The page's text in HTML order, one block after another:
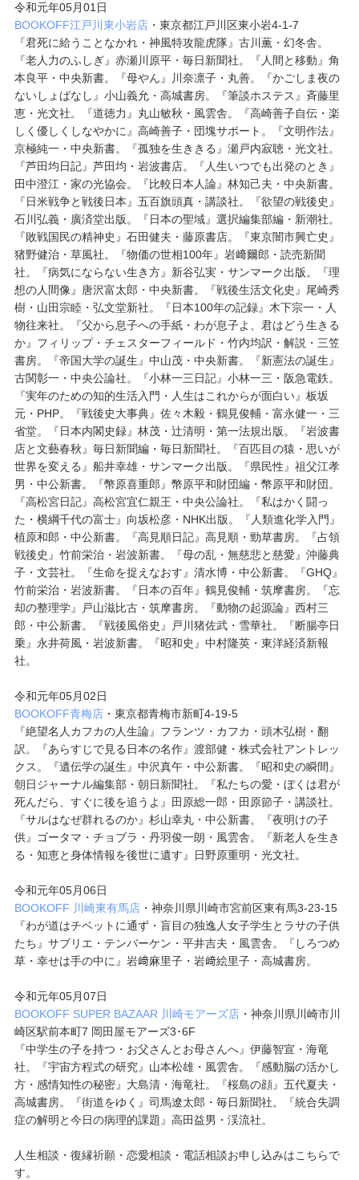
令和元年05月01日
BOOKOFF江戸川東小岩店・東京都江戸川区東小岩4-1-7
『君死に給うことなかれ・神風特攻龍虎隊』古川薫・幻冬舎。
『老人力のふしぎ』赤瀬川原平・毎日新聞社。『人間と移動』角
本良平・中央新書。『母やん』川奈凛子・丸善。『かごしま夜の
ないしょばなし』小山義允・高城書房。『筆談ホステス』斉藤里
恵・光文社。『道徳力』丸山敏秋・風雲舎。『高崎善子自伝・楽
しく優しくしなやかに』高崎善子・団塊サポート。『文明作法』
京極純一・中央新書。『孤独を生ききる』瀬戸内寂聴・光文社。
『芦田均日記』芦田均・岩波書店。『人生いつでも出発のとき』
田中澄江・家の光協会。『比較日本人論』林知己夫・中央新書。
『日米戦争と戦後日本』五百旗頭真・講談社。『欲望の戦後史』
石川弘義・廣済堂出版。『日本の聖域』選択編集部編・新潮社。
『敗戦国民の精神史』石田健夫・藤原書店。『東京闇市興亡史』
猪野健治・草風社。『物価の世相100年』岩﨑爾郎・読売新聞
社。『病気にならない生き方』新谷弘実・サンマーク出版。『理
想の人間像』唐沢富太郎・中央新書。『戦後生活文化史』尾崎秀
樹・山田宗睦・弘文堂新社。『日本100年の記録』木下宗一・人
物往来社。『父から息子への手紙・わが息子よ、君はどう生きる
か』フィリップ・チェスターフィールド・竹内均訳・解説・三笠
書房。『帝国大学の誕生』中山茂・中央新書。『新憲法の誕生』
古関彰一・中央公論社。『小林一三日記』小林一三・阪急電鉄。
『実年のための知的生活入門・人生はこれからが面白い』板坂
元・PHP。『戦後史大事典』佐々木毅・鶴見俊輔・富永健一・三
省堂。『日本内閣史録』林茂・辻清明・第一法規出版。『岩波書
店と文藝春秋』毎日新聞編・毎日新聞社。『百匹目の猿・思いが
世界を変える』船井幸雄・サンマーク出版。『県民性』祖父江孝
男・中公新書。『幣原喜重郎』幣原平和財団編・幣原平和財団。
『高松宮日記』高松宮宜仁親王・中央公論社。『私はかく闘っ
た・横綱千代の富士』向坂松彦・NHK出版。『人類進化学入門』
植原和郎・中公新書。『高見順日記』高見順・勁草書房。『占領
戦後史』竹前栄治・岩波新書。『母の乱・無慈悲と慈愛』沖藤典
子・文芸社。『生命を捉えなおす』清水博・中公新書。『GHQ』
竹前栄治・岩波新書。『日本の百年』鶴見俊輔・筑摩書房。『忘
却の整理学』戸山滋比古・筑摩書房。『動物の起源論』西村三
郎・中公新書。『戦後風俗史』戸川猪佐武・雪華社。『断腸亭日
乗』永井荷風・岩波新書。『昭和史』中村隆英・東洋経済新報
社。
令和元年05月02日
BOOKOFF青梅店・東京都青梅市新町4-19-5
『絶望名人カフカの人生論』フランツ・カフカ・頭木弘樹・翻
訳。『あらすじで見る日本の名作』渡部健・株式会社アントレッ
クス。『遺伝学の誕生』中沢真午・中公新書。『昭和史の瞬間』
朝日ジャーナル編集部・朝日新聞社。『私たちの愛・ぼくは君が
死んだら、すぐに後を追うよ』田原総一郎・田原節子・講談社。
『サルはなぜ群れるのか』杉山幸丸・中公新書。『夜明けの子
供』ゴータマ・チョブラ・丹羽俊一朗・風雲舎。『新老人を生き
る・知恵と身体情報を後世に遺す』日野原重明・光文社。
令和元年05月06日
BOOKOFF 川崎東有馬店・神奈川県川崎市宮前区東有馬3-23-15
『わが道はチベットに通ず・盲目の独逸人女子学生とラサの子供
たち』サブリエ・テンバーケン・平井吉夫・風雲舎。『しろつめ
草・幸せは手の中に』岩﨑麻里子・岩﨑絵里子・高城書房。
令和元年05月07日
BOOKOFF SUPER BAZAAR 川崎モアーズ店・神奈川県川崎市川
崎区駅前本町7 岡田屋モアーズ3･6F
『中学生の子を持つ・お父さんとお母さんへ』伊藤智宣・海竜
社。『宇宙方程式の研究』山本松雄・風雲舎。『感動脳の活かし
方・感情知性の秘密』大島清・海竜社。『桜島の顔』五代夏夫・
高城書房。『街道をゆく』司馬遼太郎・毎日新聞社。『統合失調
症の解明と今日の病理的課題』高田益男・渓流社。
人生相談・復縁祈願・恋愛相談・電話相談お申し込みはこちらで
す。